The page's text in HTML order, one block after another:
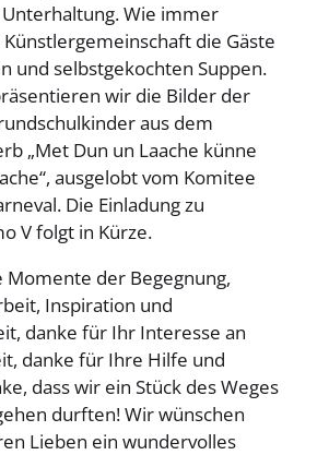
Wie immer
die Gäste
und selbstgekochten Suppen.
wir die Bilder der
aus dem
„Met Dun un Laache künne
ausgelobt vom Komitee
Die Einladung zu
V folgt in Kürze.
Momente der Begegnung,
Inspiration und
danke für Ihr Interesse an
danke für Ihre Hilfe und
dass wir ein Stück des Weges
durften! Wir wünschen
Lieben ein wundervolles